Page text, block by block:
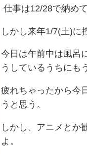
仕事は12/28で納め
しかし来年1/7(土)に
今日は午前中は風呂
うしているうちにも
疲れちゃったから今
うと思う。
しかし、アニメとか
よ。